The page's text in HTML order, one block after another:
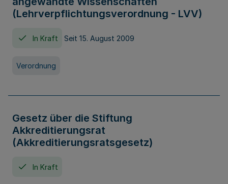
(Lehrverpflichtungsverordnung - LVV)
In Kraft Seit 15. August 2009
Verordnung
Gesetz über die Stiftung
Akkreditierungsrat
(Akkreditierungsratsgesetz)
In Kraft